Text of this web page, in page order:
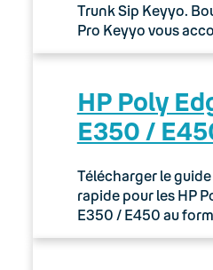
Trunk Sip Keyyo.
Pro Keyyo vous
HP Poly
E350 /
Télécharger le
rapide pour les HP
E350 / E450 au